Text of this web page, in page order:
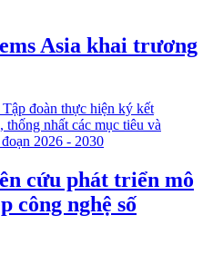
Asia khai trương
cứu phát triển mô
công nghệ số